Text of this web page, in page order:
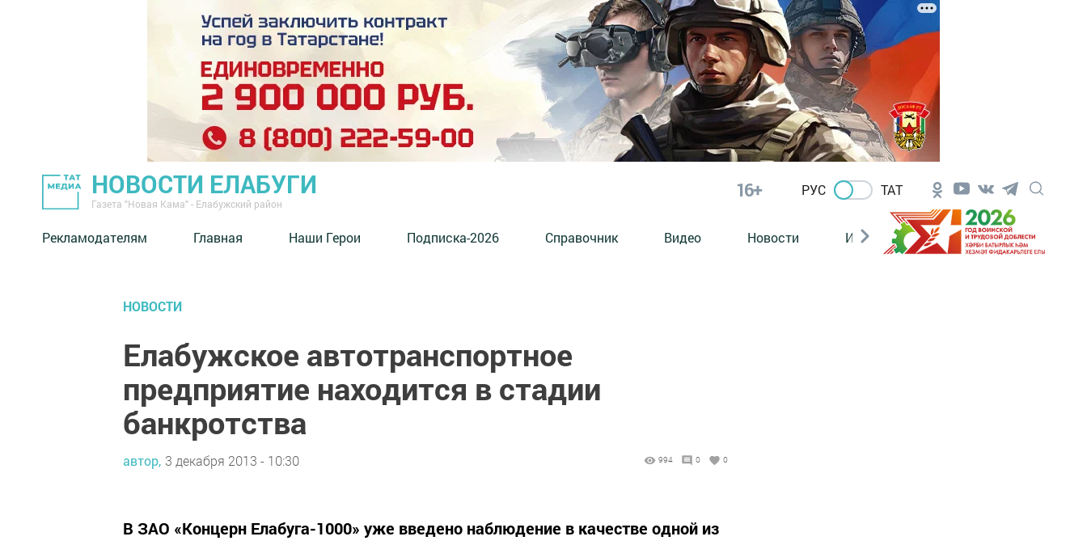
НОВОСТИ ЕЛАБУГИ
Газета "Новая Кама" - Елабужский район
16+ РУС ТАТ
Рекламодателям Главная Наши Герои Подписка-2026 Справочник Видео Новости Из зала суда
НОВОСТИ
Елабужское автотранспортное
предприятие находится в стадии
банкротства
автор, 3 декабря 2013 - 10:30 994 0 0
В ЗАО «Концерн Елабуга-1000» уже введено наблюдение в качестве одной из